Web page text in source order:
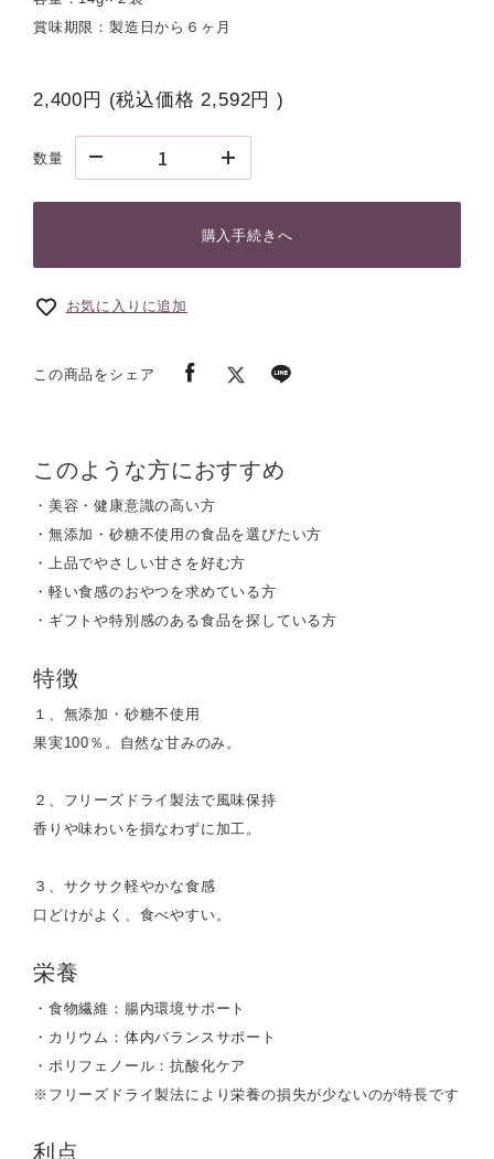
賞味期限：製造日から６ヶ月
2,400円 (税込価格2,592円 )
数量
購入手続きへ
お気に入りに追加
この商品をシェア
このような方におすすめ
・美容・健康意識の高い方
・無添加・砂糖不使用の食品を選びたい方
・上品でやさしい甘さを好む方
・軽い食感のおやつを求めている方
・ギフトや特別感のある食品を探している方
特徴
１、無添加・砂糖不使用
果実100％。自然な甘みのみ。
２、フリーズドライ製法で風味保持
香りや味わいを損なわずに加工。
３、サクサク軽やかな食感
口どけがよく、食べやすい。
栄養
・食物繊維：腸内環境サポート
・カリウム：体内バランスサポート
・ポリフェノール：抗酸化ケア
※フリーズドライ製法により栄養の損失が少ないのが特長です
利点